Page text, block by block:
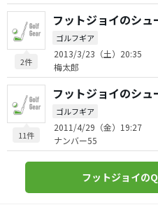
2件
フットジョイのシュ
ゴルフギア
2013/3/23（土）20:35
梅太郎
11件
フットジョイのシ
ゴルフギア
2011/4/29（金）19:27
ナンバー55
フットジョイの